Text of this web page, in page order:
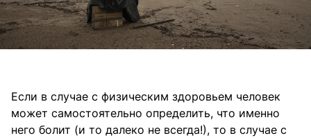
Если в случае с физическим здоровьем человек
может самостоятельно определить, что именно
него болит (и то далеко не всегда!), то в случае с